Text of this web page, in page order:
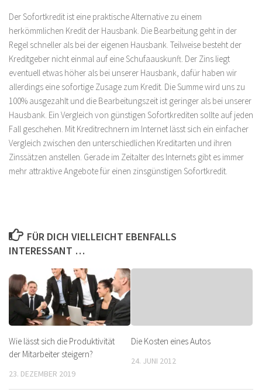
Der Sofortkredit ist eine praktische Alternative zu einem
herkömmlichen Kredit der Hausbank. Die Bearbeitung geht in der
Regel schneller als bei der eigenen Hausbank. Teilweise besteht der
Kreditgeber nicht einmal auf eine Schufaauskunft. Der Zins liegt
eventuell etwas höher als bei unserer Hausbank, dafür haben wir
allerdings eine sofortige Zusage zum Kredit. Die Summe wird uns zu
100% ausgezahlt und die Bearbeitungszeit ist geringer als bei unserer
Hausbank. Ein Vergleich von günstigen Sofortkrediten sollte auf jeden
Fall geschehen. Mit Kreditrechnern im Internet lässt sich ein einfacher
Vergleich zwischen den unterschiedlichen Kreditarten und ihren
Zinssätzen anstellen. Gerade im Zeitalter des Internets gibt es immer
mehr attraktive Angebote für einen zinsgünstigen Sofortkredit.
FÜR DICH VIELLEICHT EBENFALLS
INTERESSANT …
Wie lässt sich die Produktivität
der Mitarbeiter steigern?
23. DEZEMBER 2019
Die Kosten eines Autos
24. JUNI 2012